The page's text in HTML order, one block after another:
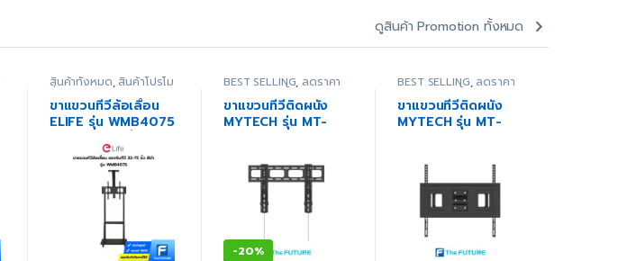
ดูสินค้า Promotion ทั้งหมด
สินค้าทั้งหมด, สินค้าโปรโม
ชั่น อุปกรณ์เสริม
เสริมสำหรับทีวี
ขาแขวนทีวีล้อเลื่อน
ELIFE รุ่น WMB4075
BEST SELLING, ลดราคา
สินค้าทั้งหมด
สินค้าโปรโมชั่น,อุปกรณ์
เสริม,อุปกรณ์เสริมสำหรับ
ทีวี
ขาแขวนทีวีติดผนัง
MYTECH รุ่น MT-
-20%
BEST SELLING, ลดราคา
สินค้าทั้งหมด
สินค้าโปรโมชั่น,อุปกรณ์
เสริม,อุปกรณ์เสริมสำหรับ
ทีวี
ขาแขวนทีวีติดผนัง
MYTECH รุ่น MT-